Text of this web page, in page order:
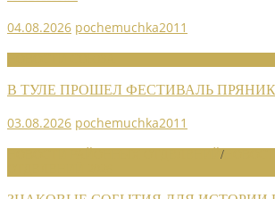
04.08.2026 pochemuchka2011
В ТУЛЕ ПРОШЕЛ ФЕСТИВАЛЬ
03.08.2026 pochemuchka2011
/